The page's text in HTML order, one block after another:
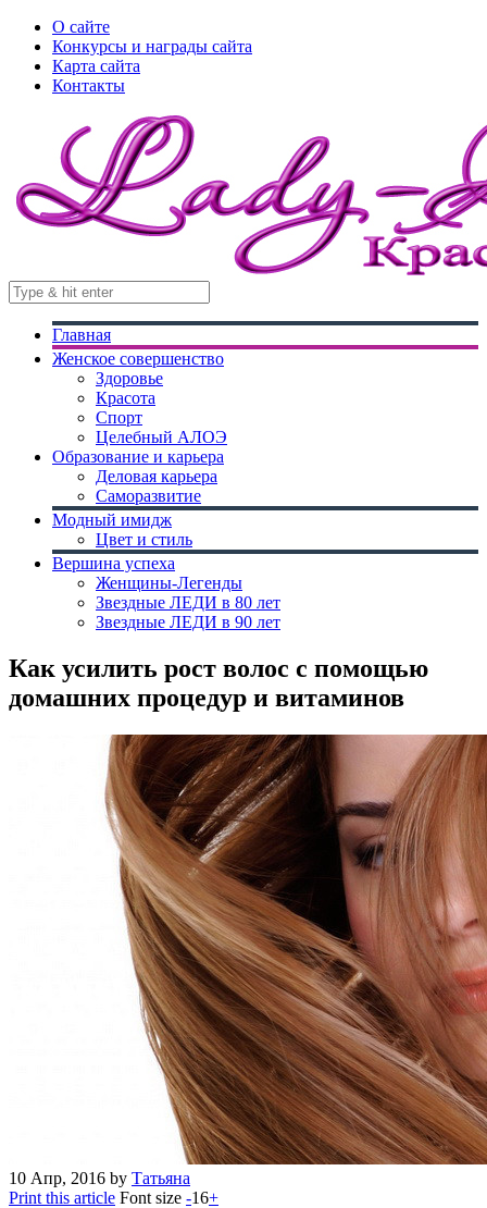
О сайте
Конкурсы и награды сайта
Карта сайта
Контакты
Главная
Женское совершенство
Здоровье
Красота
Спорт
Целебный АЛОЭ
Образование и карьера
Деловая карьера
Саморазвитие
Модный имидж
Цвет и стиль
Вершина успеха
Женщины-Легенды
Звездные ЛЕДИ в 80 лет
Звездные ЛЕДИ в 90 лет
Как усилить рост волос с помощью
домашних процедур и витаминов
10 Апр, 2016 by Татьяна
Print this article Font size -16+